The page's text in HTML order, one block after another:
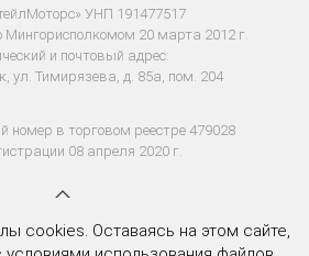
УНП 191477517
Мингорисполкомом 20 марта 2012 г.
и почтовый адрес:
ул. Тимирязева, д. 85а, пом. 204
номер в торговом реестре 479028
08 апреля 2020 г.
cookies. Оставаясь на этом сайте,